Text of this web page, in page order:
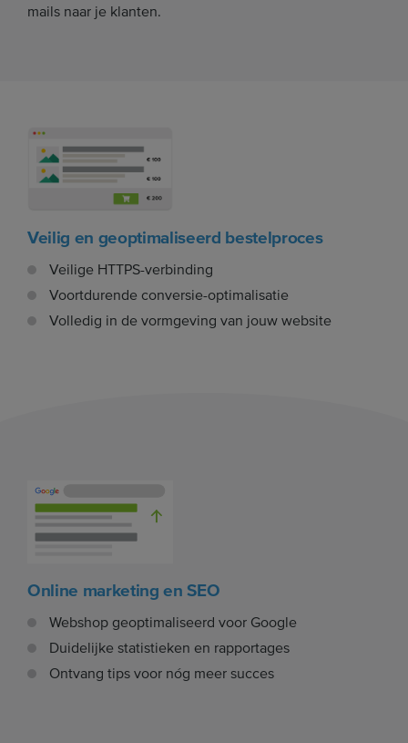
mails naar je klanten.
Veilig en geoptimaliseerd bestelproces
Veilige HTTPS-verbinding
Voortdurende conversie-optimalisatie
Volledig in de vormgeving van jouw website
Online marketing en SEO
Webshop geoptimaliseerd voor Google
Duidelijke statistieken en rapportages
Ontvang tips voor nóg meer succes